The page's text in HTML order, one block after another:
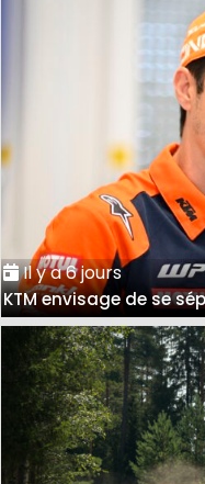
Il y a 6 jours
KTM envisage de se